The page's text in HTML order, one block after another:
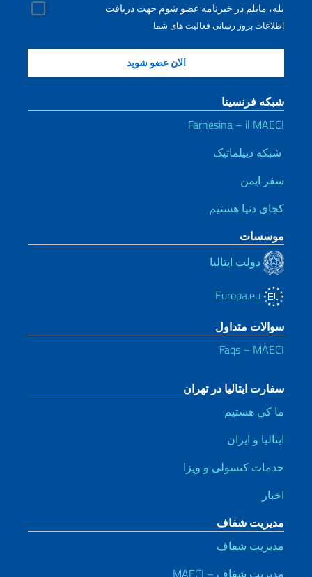
بله، مایلم در خبرنامه عضو شوم جهت دریافت
اطلاعات بروز رسانی فعالیت های شما
شبکه فرنسینا
Farnesina – il MAECI
شبکه دیپلماتیک
سفر ایمن
کجای دنیا هستیم
موسسات
دولت ایتالیا
سوالات متداول
Faqs – MAECI
سفارت ایتالیا در تهران
ما کی هستیم
ایتالیا و ایران
خدمات کنسولی و ویزا
اخبار
مدیریت شفاف
مدیریت شفاف
مدیریت شفاف – MAECI